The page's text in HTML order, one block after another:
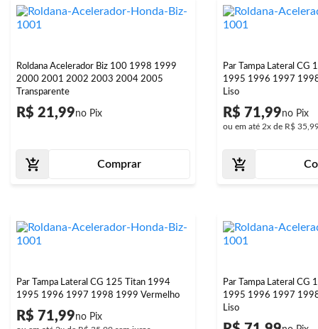
Roldana Acelerador Biz 100 1998 1999
2000 2001 2002 2003 2004 2005
Transparente
R$ 21,99
Comprar
Par Tampa Lateral CG
1995 1996 1997
Liso
R$ 71,99
ou em até 2x de R$
Par Tampa Lateral CG 125 Titan 1994
1995 1996 1997 1998 1999 Vermelho
R$ 71,99
Par Tampa Lateral CG
1995 1996 1997
Liso